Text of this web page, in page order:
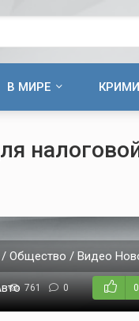
В МИРЕ
/ Общество / Видео
761 0 0